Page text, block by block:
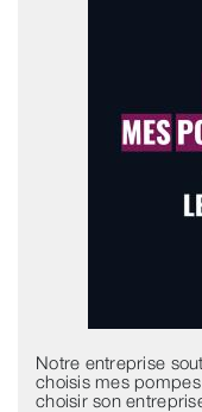
Notre entreprise
choisis mes
choisir son